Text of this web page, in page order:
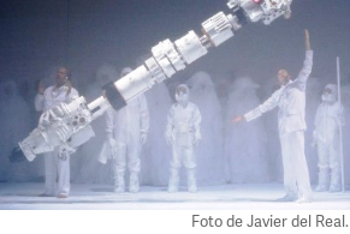
Foto de Javier del Real.